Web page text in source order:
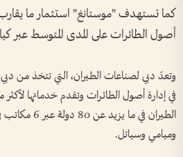
أصول الطائرات على المدى المتوسط عبر
وتعدّ دبي لصناعات الطيران، التي تتخذ من
الطيران في
وميامي وسياتل.